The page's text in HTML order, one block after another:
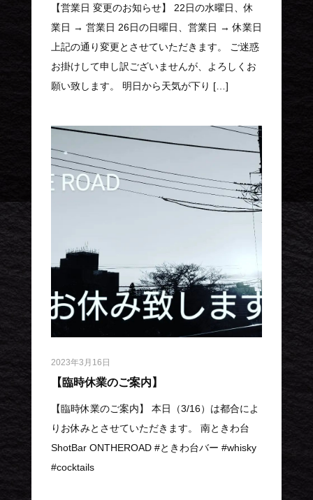
【営業日 変更のお知らせ】 22日の水曜日、休
業日 → 営業日 26日の日曜日、営業日 → 休業日
上記の通り変更とさせていただきます。 ご迷惑
お掛けして申し訳ございませんが、よろしくお
願い致します。 明日から天気が下り […]
2023年3月16日
【臨時休業のご案内】
【臨時休業のご案内】 本日（3/16）は都合によ
りお休みとさせていただきます。 南ときわ台
ShotBar ONTHEROAD #ときわ台バー #whisky
#cocktails